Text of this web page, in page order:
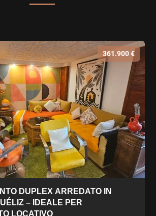
361.900 €
DUPLEX ARREDATO IN
– IDEALE PER
LOCATIVO